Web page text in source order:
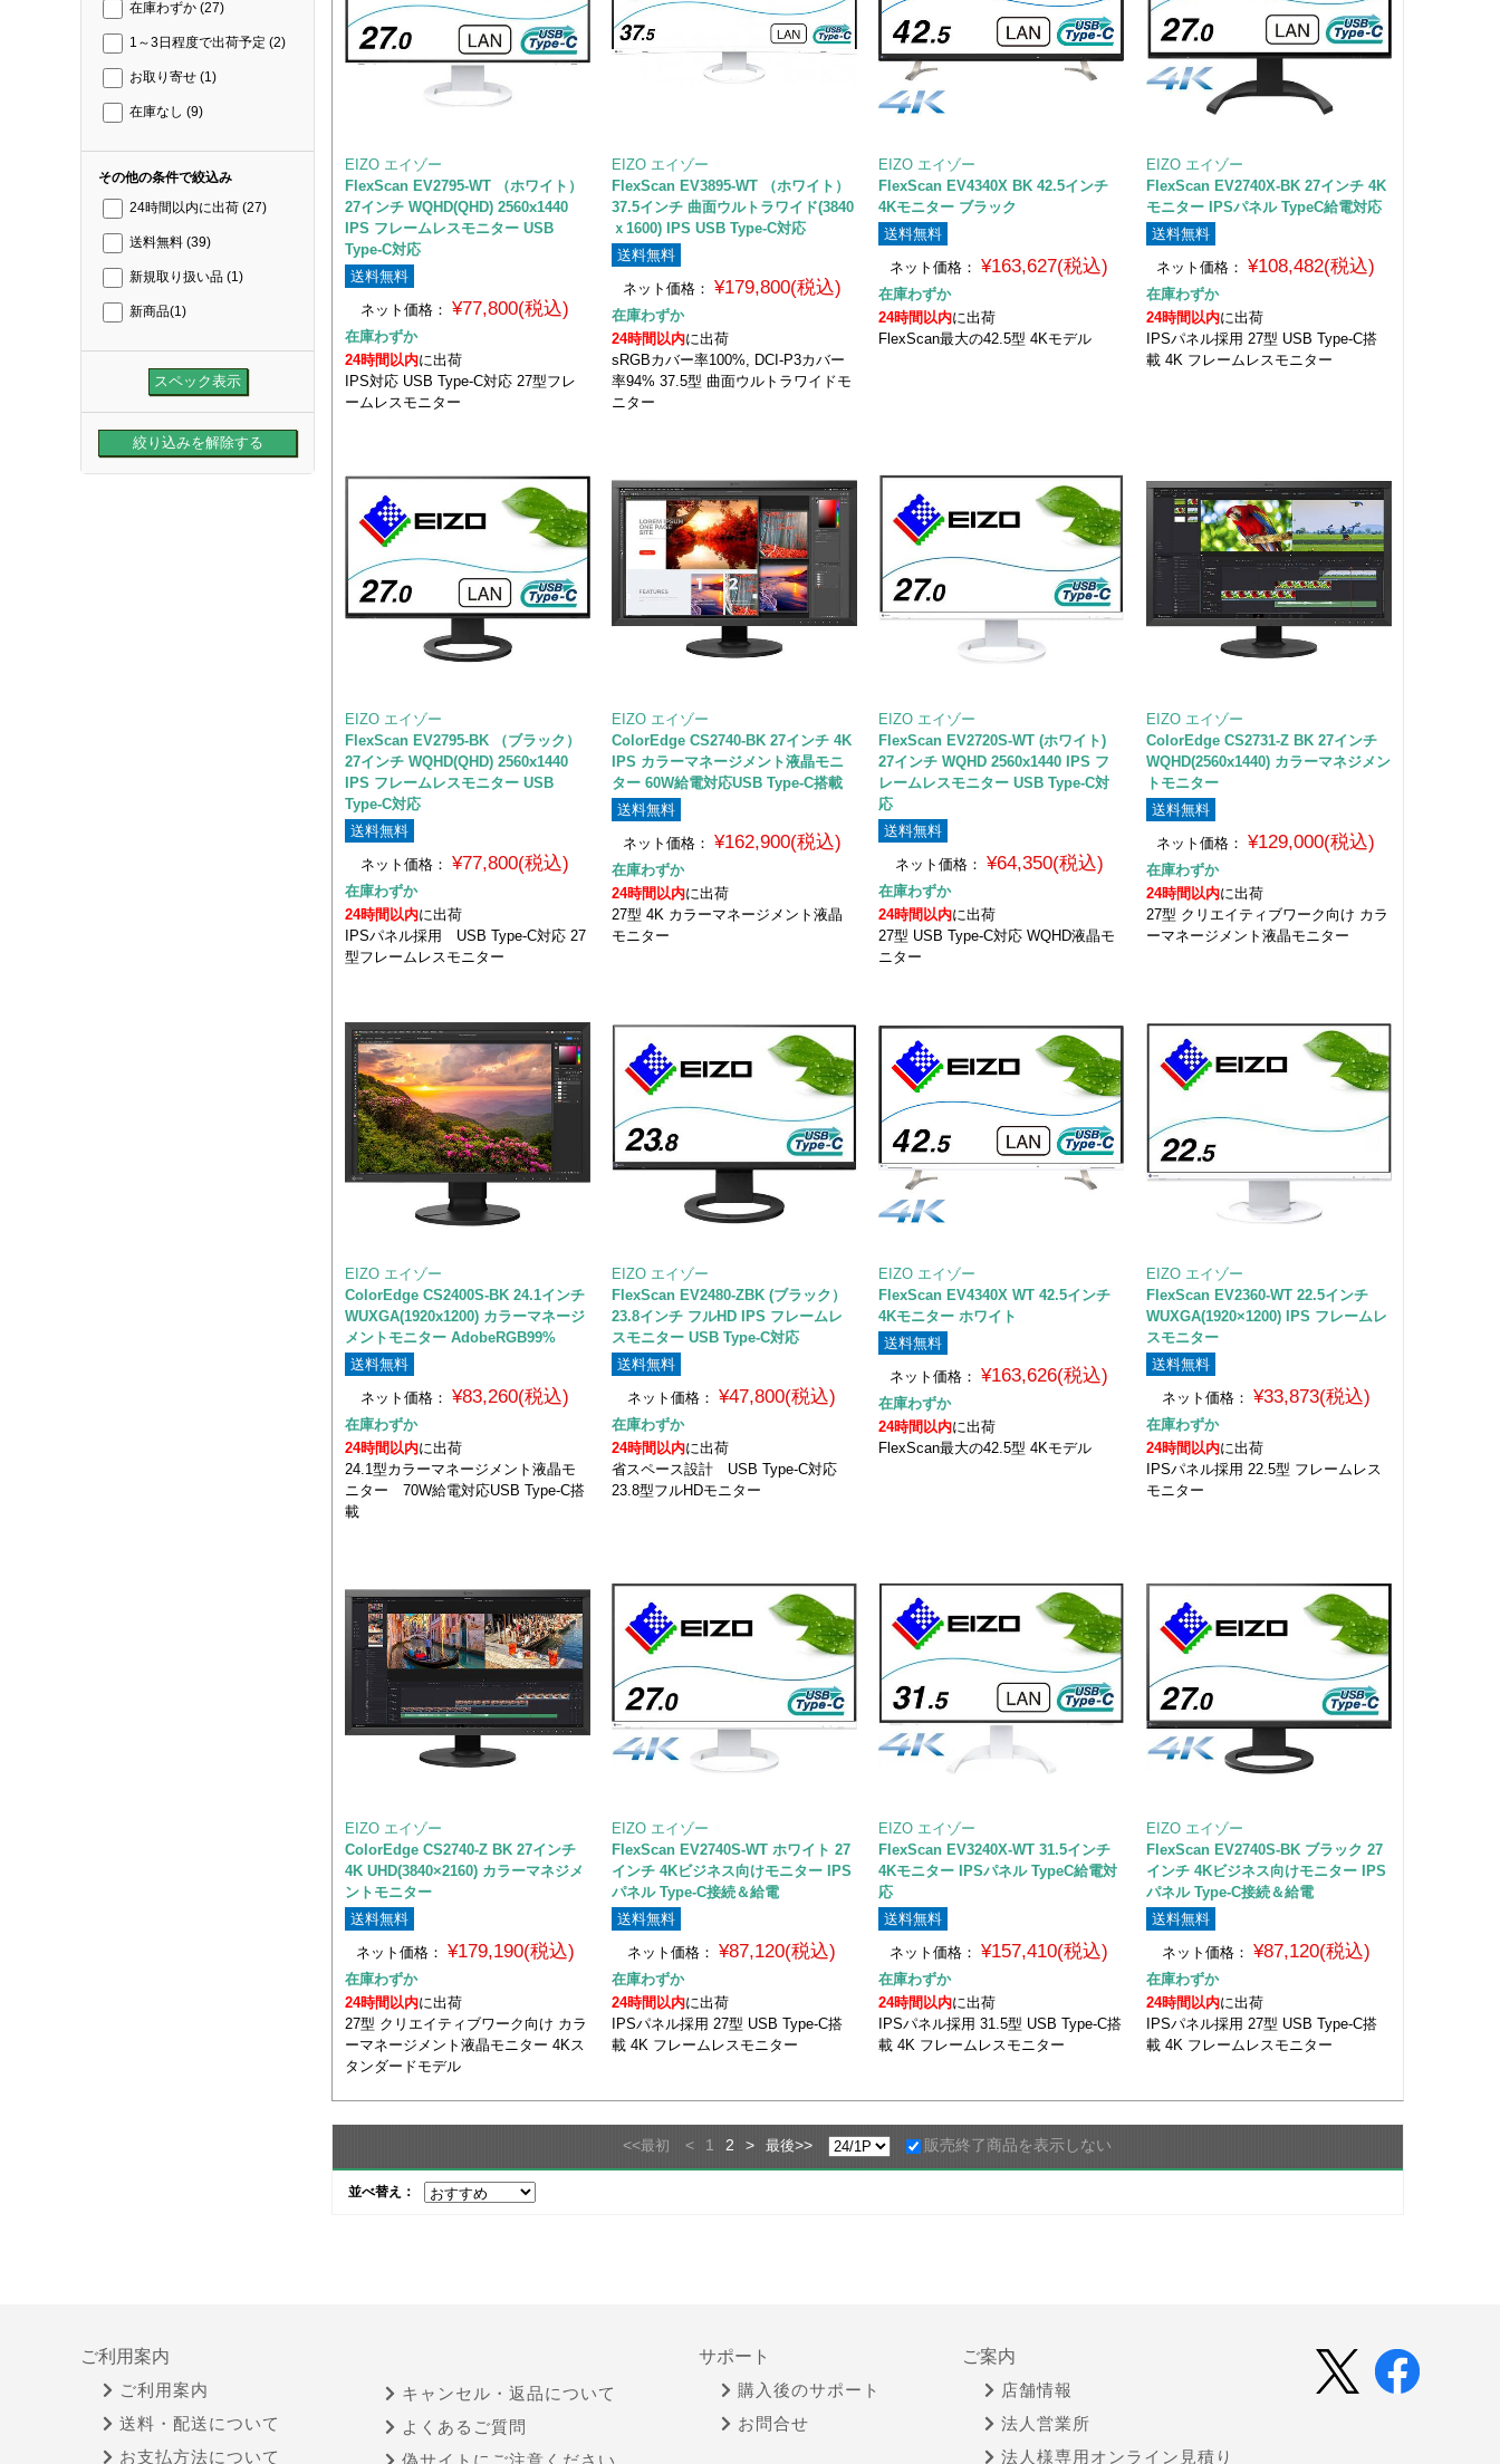
在庫わずか (27)
1～3日程度で出荷予定 (2)
お取り寄せ (1)
在庫なし (9)
その他の条件で絞込み
24時間以内に出荷 (27)
送料無料 (39)
新規取り扱い品 (1)
新商品(1)
EIZO エイゾー
FlexScan EV2795-WT （ホワイト）
27インチ WQHD(QHD) 2560x1440
IPS フレームレスモニター USB
Type-C対応
送料無料
ネット価格：
¥77,800(税込)
在庫わずか
24時間以内に出荷
IPS対応 USB Type-C対応 27型フレ
ームレスモニター
EIZO エイゾー
FlexScan EV3895-WT （ホワイト）
37.5インチ 曲面ウルトラワイド(3840
ｘ1600) IPS USB Type-C対応
送料無料
ネット価格： ¥179,800(税込)
在庫わずか
24時間以内に出荷
sRGBカバー率100%, DCI-P3カバー
率94% 37.5型 曲面ウルトラワイドモ
ニター
EIZO エイゾー
FlexScan EV4340X BK 42.5インチ
4Kモニター ブラック
送料無料
ネット価格：
¥163,627(税込)
在庫わずか
24時間以内に出荷
FlexScan最大の42.5型 4Kモデル
EIZO エイゾー
FlexScan EV2740X-BK 27インチ 4K
モニター IPSパネル TypeC給電対応
送料無料
ネット価格：
¥108,482(税込)
在庫わずか
24時間以内に出荷
IPSパネル採用 27型 USB Type-C搭
載 4K フレームレスモニター
EIZO エイゾー
FlexScan EV2795-BK （ブラック）
27インチ WQHD(QHD) 2560x1440
IPS フレームレスモニター USB
Type-C対応
送料無料
ネット価格：
¥77,800(税込)
在庫わずか
24時間以内に出荷
IPSパネル採用 USB Type-C対応 27
型フレームレスモニター
EIZO エイゾー
ColorEdge CS2740-BK 27インチ 4K
IPS カラーマネージメント液晶モニ
ター 60W給電対応USB Type-C搭載
送料無料
ネット価格： ¥162,900(税込)
在庫わずか
24時間以内に出荷
27型 4K カラーマネージメント液晶
モニター
EIZO エイゾー
FlexScan EV2720S-WT (ホワイト)
27インチ WQHD 2560x1440 IPS フ
レームレスモニター USB Type-C対
応
送料無料
ネット価格： ¥64,350(税込)
在庫わずか
24時間以内に出荷
27型 USB Type-C対応 WQHD液晶モ
ニター
EIZO エイゾー
ColorEdge CS2731-Z BK 27インチ
WQHD(2560x1440) カラーマネジメン
トモニター
送料無料
ネット価格：
¥129,000(税込)
在庫わずか
24時間以内に出荷
27型 クリエイティブワーク向け カラ
ーマネージメント液晶モニター
EIZO エイゾー
ColorEdge CS2400S-BK 24.1インチ
WUXGA(1920x1200) カラーマネージ
メントモニター AdobeRGB99%
送料無料
ネット価格：
¥83,260(税込)
在庫わずか
24時間以内に出荷
24.1型カラーマネージメント液晶モ
ニター 70W給電対応USB Type-C搭
載
EIZO エイゾー
FlexScan EV2480-ZBK (ブラック）
23.8インチ フルHD IPS フレームレ
スモニター USB Type-C対応
送料無料
ネット価格：
¥47,800(税込)
在庫わずか
24時間以内に出荷
省スペース設計 USB Type-C対応
23.8型フルHDモニター
EIZO エイゾー
FlexScan EV4340X WT 42.5インチ
4Kモニター ホワイト
送料無料
ネット価格：
¥163,626(税込)
在庫わずか
24時間以内に出荷
FlexScan最大の42.5型 4Kモデル
EIZO エイゾー
FlexScan EV2360-WT 22.5インチ
WUXGA(1920×1200) IPS フレームレ
スモニター
送料無料
ネット価格： ¥33,873(税込)
在庫わずか
24時間以内に出荷
IPSパネル採用 22.5型 フレームレス
モニター
EIZO エイゾー
ColorEdge CS2740-Z BK 27インチ
4K UHD(3840×2160) カラーマネジメ
ントモニター
送料無料
ネット価格： ¥179,190(税込)
在庫わずか
24時間以内に出荷
27型 クリエイティブワーク向け カラ
ーマネージメント液晶モニター 4Kス
タンダードモデル
EIZO エイゾー
FlexScan EV2740S-WT ホワイト 27
インチ 4Kビジネス向けモニター IPS
パネル Type-C接続＆給電
送料無料
ネット価格：
¥87,120(税込)
在庫わずか
24時間以内に出荷
IPSパネル採用 27型 USB Type-C搭
載 4K フレームレスモニター
EIZO エイゾー
FlexScan EV3240X-WT 31.5インチ
4Kモニター IPSパネル TypeC給電対
応
送料無料
ネット価格：
¥157,410(税込)
在庫わずか
24時間以内に出荷
IPSパネル採用 31.5型 USB Type-C搭
載 4K フレームレスモニター
EIZO エイゾー
FlexScan EV2740S-BK ブラック 27
インチ 4Kビジネス向けモニター IPS
パネル Type-C接続＆給電
送料無料
ネット価格： ¥87,120(税込)
在庫わずか
24時間以内に出荷
IPSパネル採用 27型 USB Type-C搭
載 4K フレームレスモニター
<<最初 < 1 2 > 最後>> 販売終了商品を表示しない
並べ替え：
ご利用案内
ご利用案内
送料・配送について
お支払方法について
キャンセル・返品について
よくあるご質問
偽サイトにご注意ください
サポート
購入後のサポート
お問合せ
ご案内
店舗情報
法人営業所
法人様専用オンライン見積り